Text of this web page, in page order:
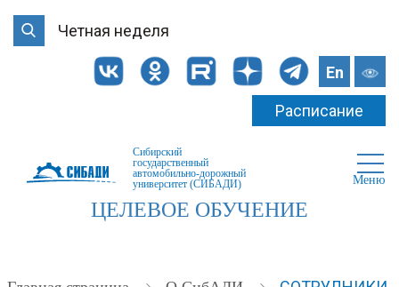
Четная неделя
En
Расписание
Сибирский
государственный
автомобильно-дорожный
университет (СИБАДИ)
Меню
ЦЕЛЕВОЕ ОБУЧЕНИЕ